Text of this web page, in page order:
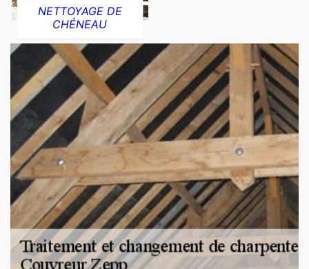
NETTOYAGE DE
CHÉNEAU